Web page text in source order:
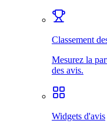
Classement
Mesurez la
des avis.
Widgets d'avis